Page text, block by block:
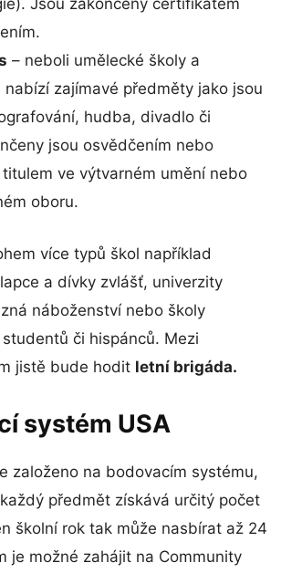
Jsou zakončeny certifikátem
– neboli umělecké školy a
nabízí zajímavé předměty jako jsou
hudba, divadlo či
jsou osvědčením nebo
ve výtvarném umění nebo
oboru.
více typů škol například
a dívky zvlášť, univerzity
náboženství nebo školy
či hispánců. Mezi
jistě bude hodit letní brigáda.
systém USA
založeno na bodovacím systému,
předmět získává určitý počet
školní rok tak může nasbírat až 24
je možné zahájit na Community